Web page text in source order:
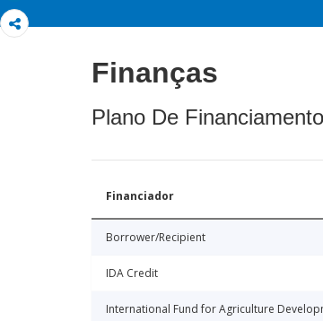
Finanças
Plano De
Financiador
Borrower/Recipient
IDA Credit
International Fund for Agriculture